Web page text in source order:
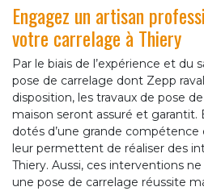
Engagez un artisan
votre carrelage à Thiery
Par le biais de l’expérience et du
pose de carrelage dont Zepp
disposition, les travaux de pose
maison seront assuré et garantit.
dotés d’une grande compétence
leur permettent de réaliser des
Thiery. Aussi, ces interventions
une pose de carrelage réussite